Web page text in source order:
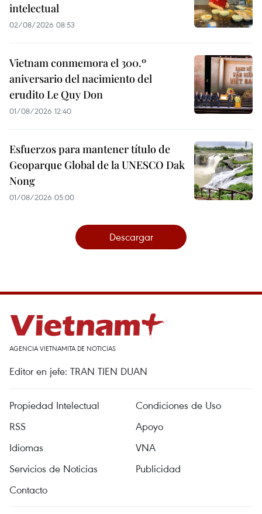
intelectual
02/08/2026 08:53
Vietnam conmemora el 300.º
aniversario del nacimiento del
erudito Le Quy Don
01/08/2026 12:40
Esfuerzos para mantener título de
Geoparque Global de la UNESCO Dak
Nong
01/08/2026 05:00
Descargar
AGENCIA VIETNAMITA DE NOTICIAS
Editor en jefe: TRAN TIEN DUAN
Propiedad Intelectual
Condiciones de Uso
RSS
Apoyo
Idiomas
VNA
Servicios de Noticias
Publicidad
Contacto